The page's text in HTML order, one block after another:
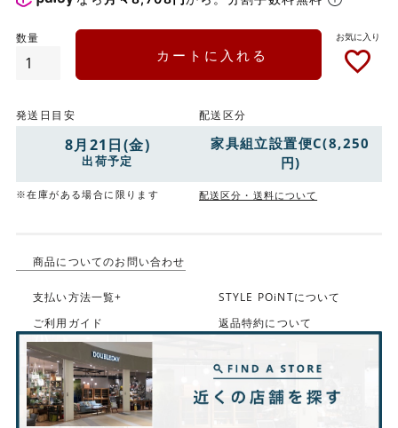
カートに入れる
発送日目安
8月21日(金)
出荷予定
※在庫がある場合に限ります
配送区分
家具組立設置便C(8,250
円)
配送区分・送料について
商品についてのお問い合わせ
支払い方法一覧+
STYLE POiNTについて
ご利用ガイド
返品特約について